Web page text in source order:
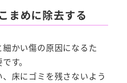
まめに除去する
かい傷の原因になるた
す。
床にゴミを残さないよう